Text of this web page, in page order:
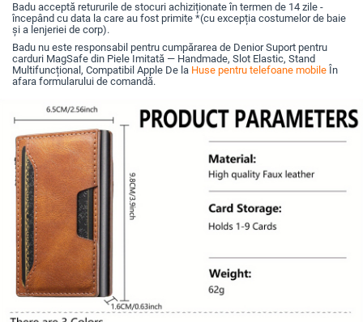
Badu acceptă retururile de stocuri achiziționate în termen de 14 zile -
începând cu data la care au fost primite *(cu excepția costumelor de baie
și a lenjeriei de corp).
Badu nu este responsabil pentru cumpărarea de Denior Suport pentru
carduri MagSafe din Piele Imitată — Handmade, Slot Elastic, Stand
Multifuncțional, Compatibil Apple De la Huse pentru telefoane mobile În
afara formularului de comandă.